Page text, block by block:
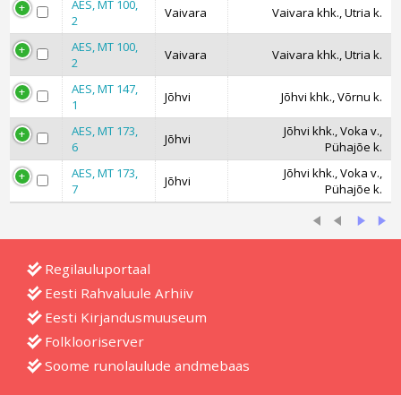
AES, MT 100,
2
Vaivara Vaivara khk., Utria k.
AES, MT 100,
2
Vaivara Vaivara khk., Utria k.
AES, MT 147,
1
Jõhvi Jõhvi khk., Võrnu k.
AES, MT 173,
6
Jõhvi
Jõhvi khk., Voka v.,
Pühajõe k.
AES, MT 173,
7
Jõhvi
Jõhvi khk., Voka v.,
Pühajõe k.
Regilauluportaal
Eesti Rahvaluule Arhiiv
Eesti Kirjandusmuuseum
Folklooriserver
Soome runolaulude andmebaas